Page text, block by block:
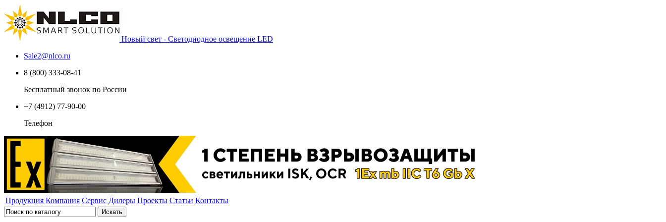
Новый свет - Светодиодное освещение LED
Sale2@nlco.ru
8 (800) 333-08-41
Бесплатный звонок по России
+7 (4912) 77-90-00
Телефон
Продукция Компания Сервис Дилеры Проекты Статьи Контакты